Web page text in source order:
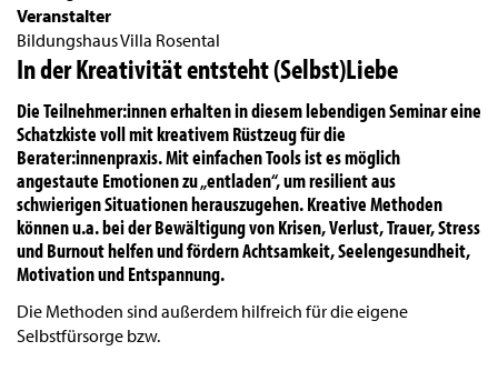
Veranstalter
Bildungshaus Villa Rosental
In der Kreativität entsteht (Selbst)Liebe
Die Teilnehmer:innen erhalten in diesem lebendigen Seminar eine
Schatzkiste voll mit kreativem Rüstzeug für die
Berater:innenpraxis. Mit einfachen Tools ist es möglich
angestaute Emotionen zu „entladen“, um resilient aus
schwierigen Situationen herauszugehen. Kreative Methoden
können u.a. bei der Bewältigung von Krisen, Verlust, Trauer, Stress
und Burnout helfen und fördern Achtsamkeit, Seelengesundheit,
Motivation und Entspannung.
Die Methoden sind außerdem hilfreich für die eigene
Selbstfürsorge bzw.